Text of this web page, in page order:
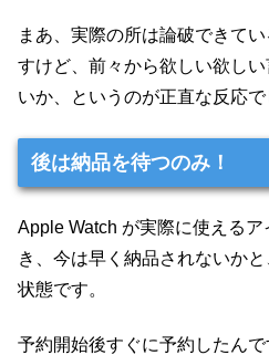
まあ、実際の所は論破できて
すけど、前々から欲しい欲し
いか、というのが正直な反応
後は納品を待つのみ！
Apple Watch が実際に使える
き、今は早く納品されないか
状態です。
予約開始後すぐに予約したん